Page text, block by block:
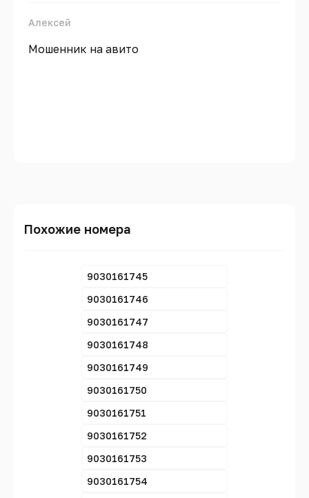
Алексей
Мошенник на авито
Похожие номера
9030161745
9030161746
9030161747
9030161748
9030161749
9030161750
9030161751
9030161752
9030161753
9030161754